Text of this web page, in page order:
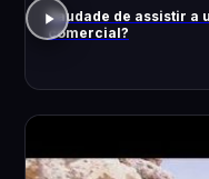
Saudade de assistir a
comercial?